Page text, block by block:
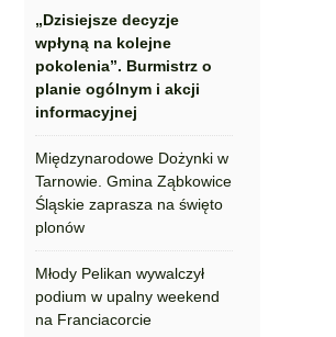
„Dzisiejsze decyzje
wpłyną na kolejne
pokolenia”. Burmistrz o
planie ogólnym i akcji
informacyjnej
Międzynarodowe Dożynki w
Tarnowie. Gmina Ząbkowice
Śląskie zaprasza na święto
plonów
Młody Pelikan wywalczył
podium w upalny weekend
na Franciacorcie